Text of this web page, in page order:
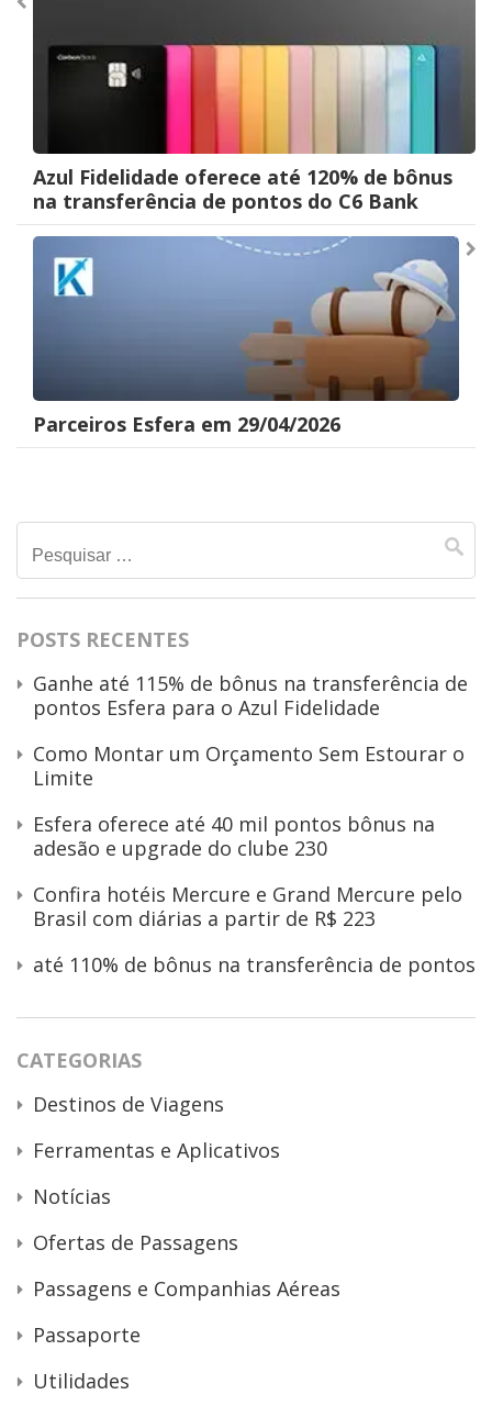
Post
Azul Fidelidade oferece até 120% de bônus
na transferência de pontos do C6 Bank
Parceiros Esfera em 29/04/2026
Pesquisar
por:
POSTS RECENTES
Ganhe até 115% de bônus na transferência de
pontos Esfera para o Azul Fidelidade
Como Montar um Orçamento Sem Estourar o
Limite
Esfera oferece até 40 mil pontos bônus na
adesão e upgrade do clube 230
Confira hotéis Mercure e Grand Mercure pelo
Brasil com diárias a partir de R$ 223
até 110% de bônus na transferência de pontos
CATEGORIAS
Destinos de Viagens
Ferramentas e Aplicativos
Notícias
Ofertas de Passagens
Passagens e Companhias Aéreas
Passaporte
Utilidades